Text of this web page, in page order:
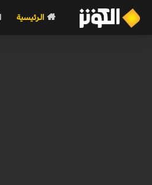
الرئيسية